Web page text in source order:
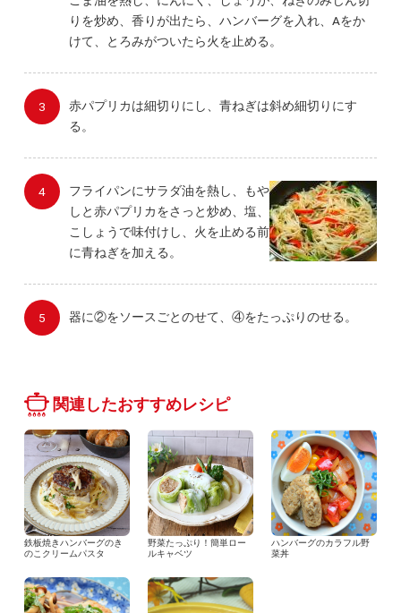
りを炒め、香りが出たら、ハンバーグを入れ、Aをか
けて、とろみがついたら火を止める。
赤パプリカは細切りにし、青ねぎは斜め細切りにす
る。
フライパンにサラダ油を熱し、もや
しと赤パプリカをさっと炒め、塩、
こしょうで味付けし、火を止める前
に青ねぎを加える。
器に②をソースごとのせて、④をたっぷりのせる。
関連したおすすめレシピ
鉄板焼きハンバーグのき
のこクリームパスタ
野菜たっぷり！簡単ロー
ルキャベツ
ハンバーグのカラフル野
菜丼